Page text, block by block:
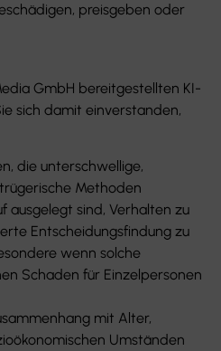
preisgeben oder
GmbH bereitgestellten KI-
sich damit einverstanden,
die unterschwellige,
Methoden
ausgelegt sind, Verhalten zu
Entscheidungsfindung zu
wenn solche
Schaden für Einzelpersonen
mit Alter,
Umständen